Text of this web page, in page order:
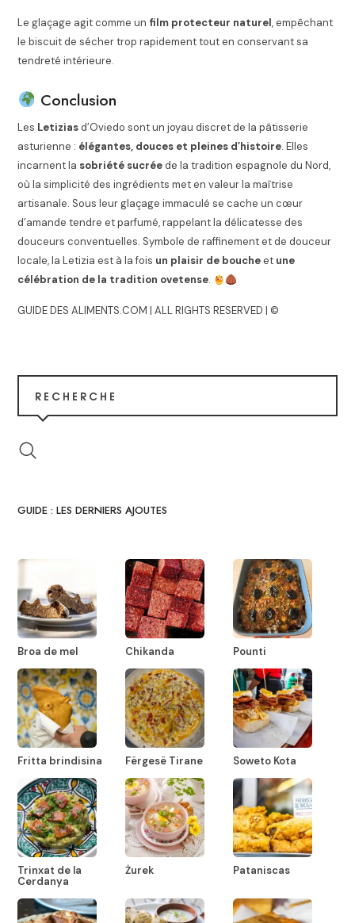
Le glaçage agit comme un film protecteur naturel, empêchant
le biscuit de sécher trop rapidement tout en conservant sa
tendreté intérieure.
Conclusion
Les Letiziasd’Oviedo sont un joyau discret de la pâtisserie
asturienne : élégantes, douces et pleines d’histoire. Elles
incarnent la sobriété sucréede la tradition espagnole du Nord,
où la simplicité des ingrédients met en valeur la maîtrise
artisanale. Sous leur glaçage immaculé se cache un cœur
d’amande tendre et parfumé, rappelant la délicatesse des
douceurs conventuelles. Symbole de raffinement et de douceur
locale, la Letizia est à la fois un plaisir de boucheet une
célébration de la tradition ovetense.
GUIDE DES ALIMENTS.COM | ALL RIGHTS RESERVED | ©
RECHERCHE
GUIDE : LES DERNIERS AJOUTES
Broa de mel Chikanda Pounti
Fritta brindisina Fërgesë Tirane Soweto Kota
Trinxat de la
Cerdanya
Żurek Pataniscas